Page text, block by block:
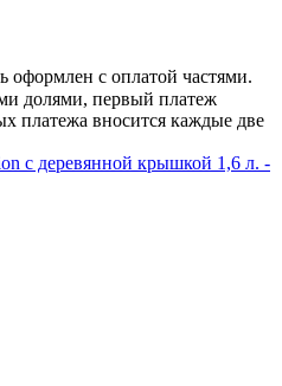
оформлен с оплатой частями.
долями, первый платеж
платежа вносится каждые две
с деревянной крышкой 1,6 л. -